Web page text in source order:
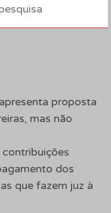
proposta
mas não
dos
que fazem juz à